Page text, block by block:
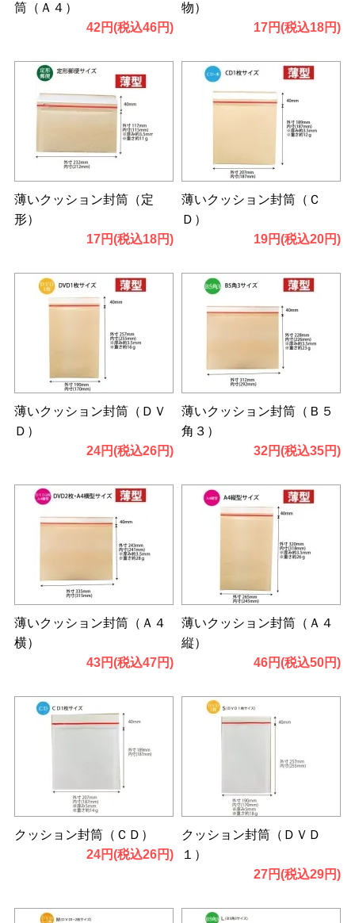
筒（Ａ４）
42円(税込46円)
物）
17円(税込18円)
薄いクッション封筒（定
形）
17円(税込18円)
薄いクッション封筒（Ｃ
Ｄ）
19円(税込20円)
薄いクッション封筒（ＤＶ
Ｄ）
24円(税込26円)
薄いクッション封筒（Ｂ５
角３）
32円(税込35円)
薄いクッション封筒（Ａ４
横）
43円(税込47円)
薄いクッション封筒（Ａ４
縦）
46円(税込50円)
クッション封筒（ＣＤ）
24円(税込26円)
クッション封筒（ＤＶＤ
１）
27円(税込29円)